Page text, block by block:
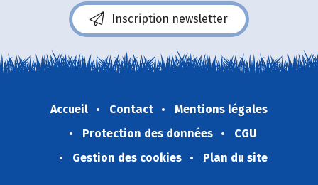
Inscription newsletter
Accueil Contact
Mentions légales
Protection des données
CGU
Gestion des cookies
Plan du site